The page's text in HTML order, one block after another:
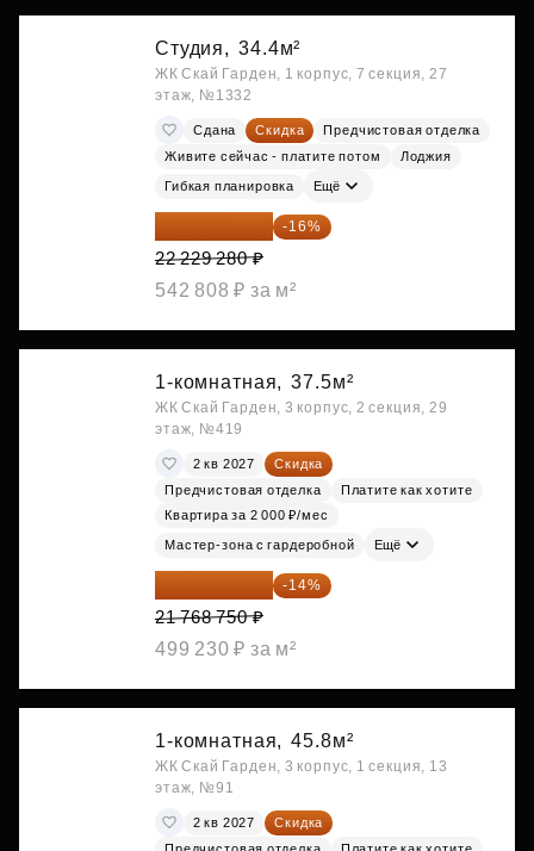
Студия, 34.4м²
ЖК Скай Гарден, 1 корпус, 7 секция, 27
этаж, №1332
Сдана Скидка
Предчистовая отделка
Живите сейчас - платите потом
Лоджия
Гибкая планировка Ещё
18 672 595 ₽ -16%
22 229 280 ₽
542 808 ₽ за м²
1-комнатная, 37.5м²
ЖК Скай Гарден, 3 корпус, 2 секция, 29
этаж, №419
2 кв 2027
Скидка
Предчистовая отделка
Платите как хотите
Квартира за 2 000 ₽/мес
Мастер-зона с гардеробной Ещё
18 721 125 ₽ -14%
21 768 750 ₽
499 230 ₽ за м²
1-комнатная, 45.8м²
ЖК Скай Гарден, 3 корпус, 1 секция, 13
этаж, №91
2 кв 2027
Скидка